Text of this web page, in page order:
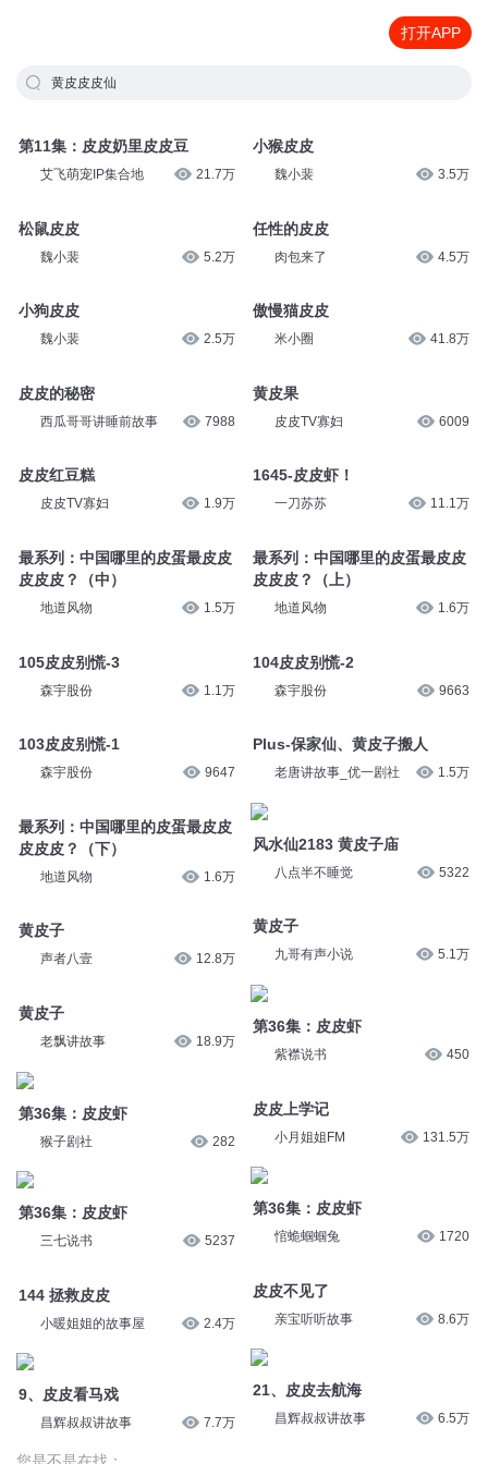
打开APP
黄皮皮皮仙
第11集：皮皮奶里皮皮豆
艾飞萌宠IP集合地 21.7万
松鼠皮皮
魏小裴 5.2万
小狗皮皮
魏小裴 2.5万
皮皮的秘密
西瓜哥哥讲睡前故事 7988
皮皮红豆糕
皮皮TV寡妇 1.9万
最系列：中国哪里的皮蛋最皮皮
皮皮皮？（中）
地道风物 1.5万
105皮皮别慌-3
森宇股份 1.1万
103皮皮别慌-1
森宇股份 9647
最系列：中国哪里的皮蛋最皮皮
皮皮皮？（下）
地道风物 1.6万
黄皮子
声者八壹 12.8万
黄皮子
老飘讲故事 18.9万
第36集：皮皮虾
猴子剧社 282
第36集：皮皮虾
三七说书 5237
144 拯救皮皮
小暖姐姐的故事屋 2.4万
9、皮皮看马戏
昌辉叔叔讲故事 7.7万
小猴皮皮
魏小裴 3.5万
任性的皮皮
肉包来了 4.5万
傲慢猫皮皮
米小圈 41.8万
黄皮果
皮皮TV寡妇 6009
1645-皮皮虾！
一刀苏苏 11.1万
最系列：中国哪里的皮蛋最皮皮
皮皮皮？（上）
地道风物 1.6万
104皮皮别慌-2
森宇股份 9663
Plus-保家仙、黄皮子搬人
老唐讲故事_优一剧社 1.5万
风水仙2183 黄皮子庙
八点半不睡觉 5322
黄皮子
九哥有声小说 5.1万
第36集：皮皮虾
紫襟说书 450
皮皮上学记
小月姐姐FM 131.5万
第36集：皮皮虾
悺蛫蝈蝈兔 1720
皮皮不见了
亲宝听听故事 8.6万
21、皮皮去航海
昌辉叔叔讲故事 6.5万